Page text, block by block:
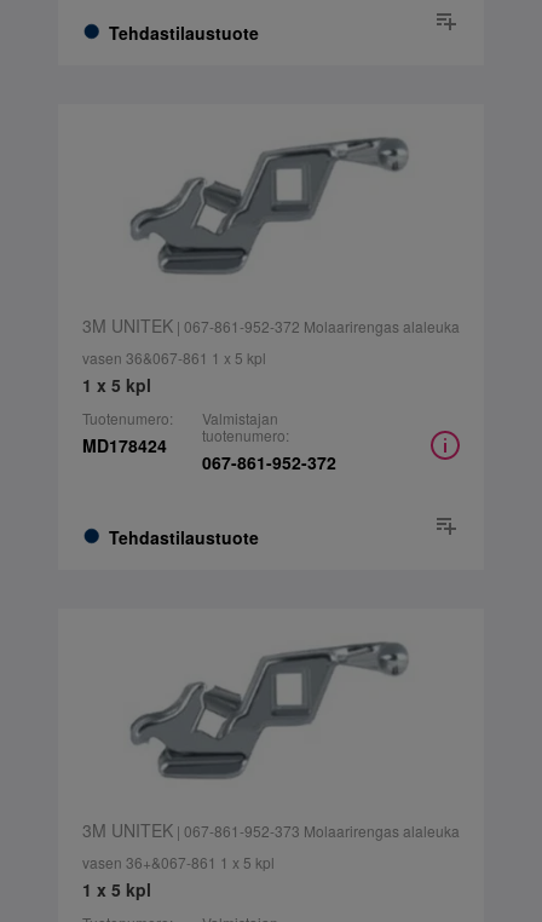
Tehdastilaustuote
3M UNITEK| 067-861-952-372 Molaarirengas alaleuka
vasen 36&067-861 1 x 5 kpl
1 x 5 kpl
Tuotenumero:
MD178424
Tehdastilaustuote
Valmistajan
tuotenumero:
067-861-952-372
3M UNITEK| 067-861-952-373 Molaarirengas alaleuka
vasen 36+&067-861 1 x 5 kpl
1 x 5 kpl